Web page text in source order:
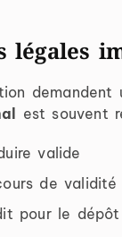
légales
demandent
est souvent
valide
de validité
pour le